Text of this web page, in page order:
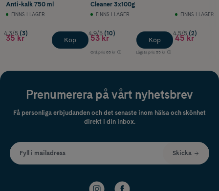
Anti-kalk 750 ml
FINNS I LAGER
4.3/5 (3)
35 kr Köp
Cleaner 3x100g
FINNS I LAGER
4.9/5 (10)
53 kr
Ord.pris 65 kr Lägsta pris 55 kr
Köp
FINNS I LAGER
4.5/5 (2)
45 kr
Prenumerera på vårt nyhetsbrev
Få personliga erbjudanden och det senaste inom hälsa och skönhet
direkt i din inbox.
Fyll i mailadress Skicka